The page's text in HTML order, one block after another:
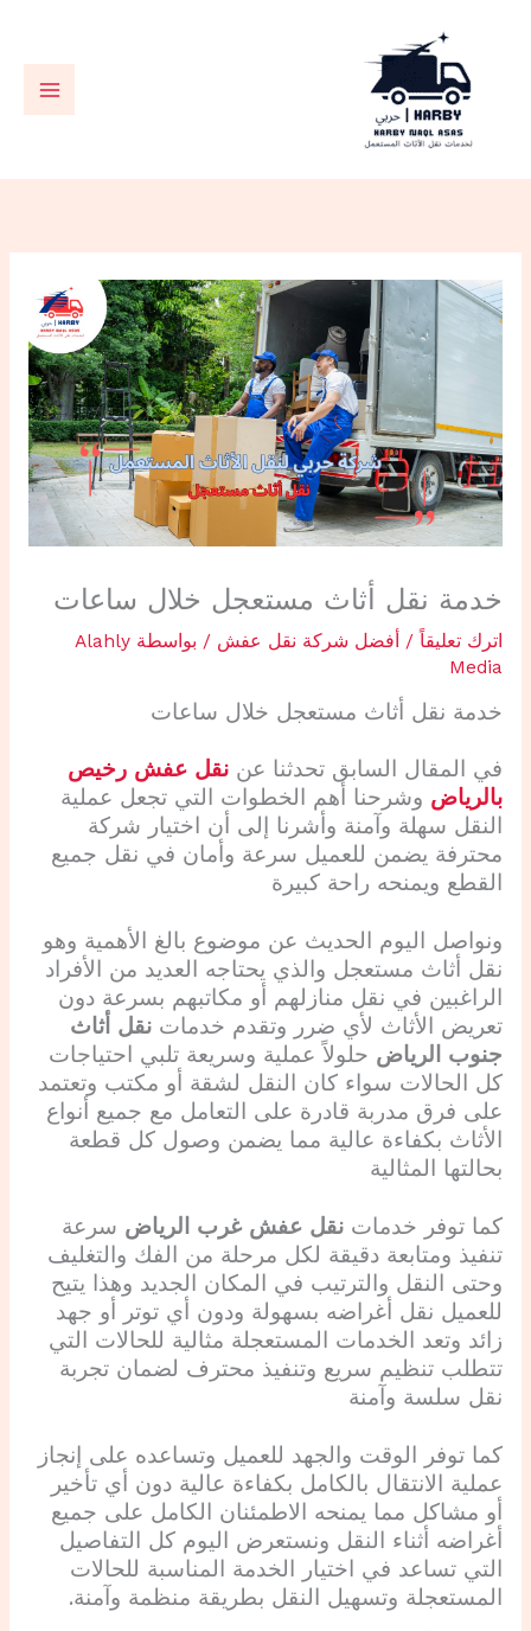
خدمة نقل أثاث مستعجل خلال ساعات
اترك تعليقاً / أفضل شركة نقل عفش / بواسطة Alahly
Media
خدمة نقل أثاث مستعجل خلال ساعات
في المقال السابق تحدثنا عن نقل عفش رخيص
بالرياض وشرحنا أهم الخطوات التي تجعل عملية
النقل سهلة وآمنة وأشرنا إلى أن اختيار شركة
محترفة يضمن للعميل سرعة وأمان في نقل جميع
القطع ويمنحه راحة كبيرة
ونواصل اليوم الحديث عن موضوع بالغ الأهمية وهو
نقل أثاث مستعجل والذي يحتاجه العديد من الأفراد
الراغبين في نقل منازلهم أو مكاتبهم بسرعة دون
تعريض الأثاث لأي ضرر وتقدم خدمات نقل أثاث
جنوب الرياض حلولاً عملية وسريعة تلبي احتياجات
كل الحالات سواء كان النقل لشقة أو مكتب وتعتمد
على فرق مدربة قادرة على التعامل مع جميع أنواع
الأثاث بكفاءة عالية مما يضمن وصول كل قطعة
بحالتها المثالية
كما توفر خدمات نقل عفش غرب الرياض سرعة
تنفيذ ومتابعة دقيقة لكل مرحلة من الفك والتغليف
وحتى النقل والترتيب في المكان الجديد وهذا يتيح
للعميل نقل أغراضه بسهولة ودون أي توتر أو جهد
زائد وتعد الخدمات المستعجلة مثالية للحالات التي
تتطلب تنظيم سريع وتنفيذ محترف لضمان تجربة
نقل سلسة وآمنة
كما توفر الوقت والجهد للعميل وتساعده على إنجاز
عملية الانتقال بالكامل بكفاءة عالية دون أي تأخير
أو مشاكل مما يمنحه الاطمئنان الكامل على جميع
أغراضه أثناء النقل ونستعرض اليوم كل التفاصيل
التي تساعد في اختيار الخدمة المناسبة للحالات
المستعجلة وتسهيل النقل بطريقة منظمة وآمنة.